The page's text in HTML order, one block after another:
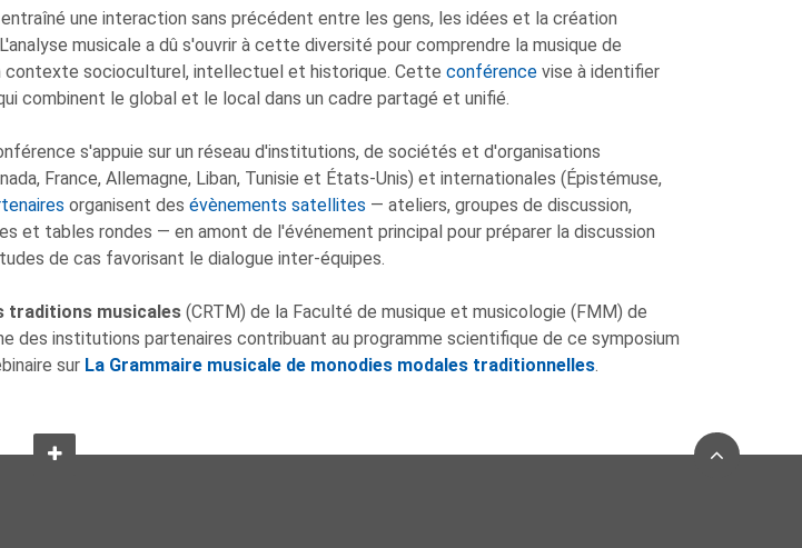
une interaction sans précédent entre les gens, les idées et la création
musicale a dû s'ouvrir à cette diversité pour comprendre la musique de
contexte socioculturel, intellectuel et historique. Cette conférencevise à identifier
combinent le global et le local dans un cadre partagé et unifié.
s'appuie sur un réseau d'institutions, de sociétés et d'organisations
France, Allemagne, Liban, Tunisie et États-Unis) et internationales (Épistémuse,
organisent des évènements satellites — ateliers, groupes de discussion,
et tables rondes — en amont de l'événement principal pour préparer la discussion
de cas favorisant le dialogue inter-équipes.
traditions musicales(CRTM) de la Faculté de musique et musicologie (FMM) de
des institutions partenaires contribuant au programme scientifique de ce symposium
sur La Grammaire musicale de monodies modales traditionnelles.